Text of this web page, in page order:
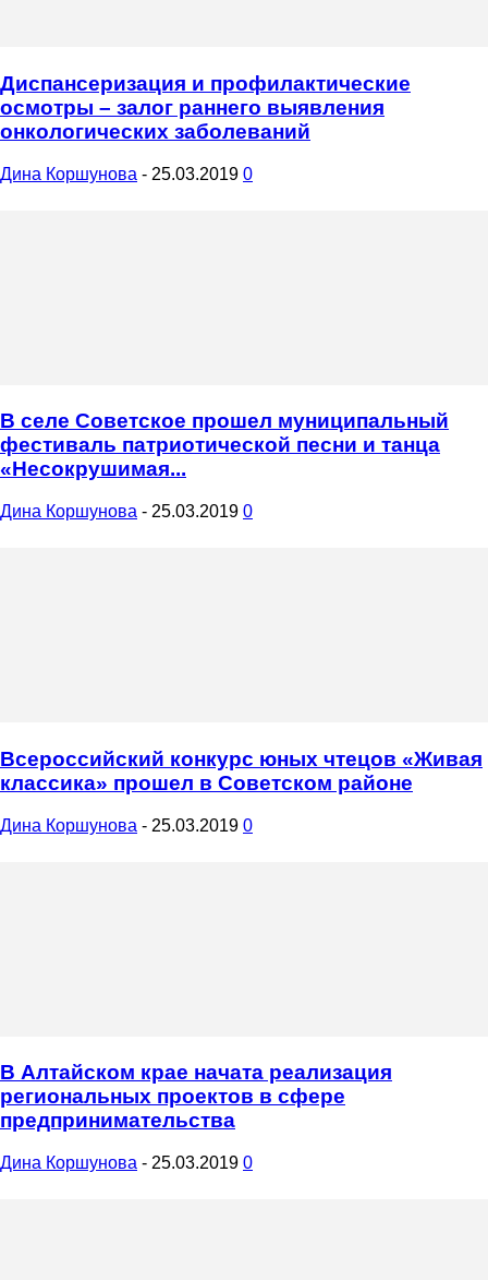
Диспансеризация и профилактические
осмотры – залог раннего выявления
онкологических заболеваний
Дина Коршунова - 25.03.2019 0
В селе Советское прошел муниципальный
фестиваль патриотической песни и танца
«Несокрушимая...
Дина Коршунова - 25.03.2019 0
Всероссийский конкурс юных чтецов «Живая
классика» прошел в Советском районе
Дина Коршунова - 25.03.2019 0
В Алтайском крае начата реализация
региональных проектов в сфере
предпринимательства
Дина Коршунова - 25.03.2019 0